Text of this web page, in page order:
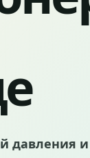
давления